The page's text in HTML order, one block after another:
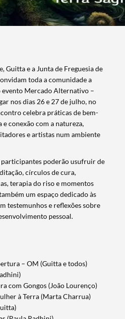
Guitta e a Junta de Freguesia de
toda a comunidade a
evento Mercado Alternativo –
nos dias 26 e 27 de julho, no
celebra práticas de bem-
conexão com a natureza,
e artistas num ambiente
participantes poderão usufruir de
círculos de cura,
terapia do riso e momentos
um espaço dedicado às
testemunhos e reflexões sobre
pessoal.
– OM (Guitta e todos)
com Gongos (João Lourenço)
à Terra (Marta Charrua)